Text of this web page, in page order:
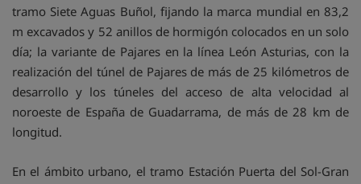
tramo Siete Aguas Buñol, fijando la marca mundial en 83,2
m excavados y 52 anillos de hormigón colocados en un solo
día; la variante de Pajares en la línea León Asturias, con la
realización del túnel de Pajares de más de 25 kilómetros de
desarrollo y los túneles del acceso de alta velocidad al
noroeste de España de Guadarrama, de más de 28 km de
longitud.
En el ámbito urbano, el tramo Estación Puerta del Sol-Gran